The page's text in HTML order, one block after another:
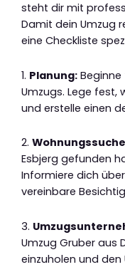
steht dir mit
Damit dein Umzug
eine Checkliste
1. Planung:
Umzugs. Lege fest,
und erstelle einen
2.
Esbjerg gefunden
Informiere dich
vereinbare
3.
Umzug Gruber aus
einzuholen und